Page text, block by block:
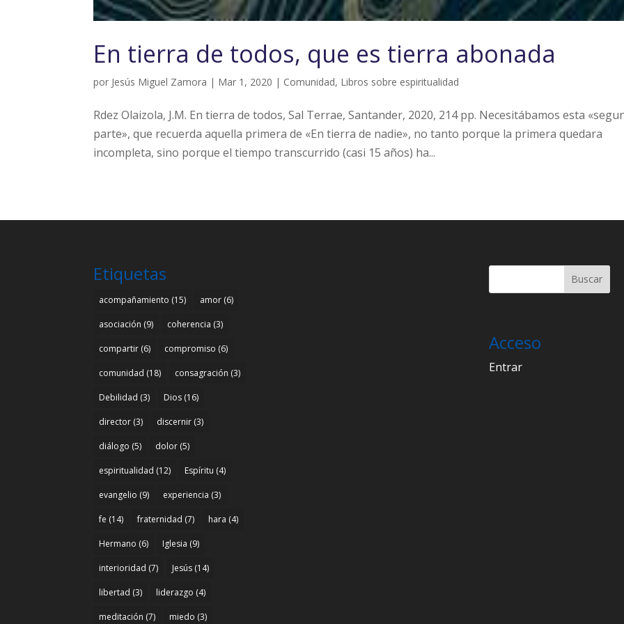
En tierra de todos, que es tierra abonada
por Jesús Miguel Zamora | Mar 1, 2020 | Comunidad, Libros sobre espiritualidad
Rdez Olaizola, J.M. En tierra de todos, Sal Terrae, Santander, 2020, 214 pp. Necesitábamos esta
parte», que recuerda aquella primera de «En tierra de nadie», no tanto porque la primera quedara
incompleta, sino porque el tiempo transcurrido (casi 15 años) ha...
Etiquetas
acompañamiento (15) amor (6)
asociación (9) coherencia (3)
compartir (6) compromiso (6)
comunidad (18) consagración (3)
Debilidad (3) Dios (16)
director (3) discernir (3)
diálogo (5) dolor (5)
espiritualidad (12) Espíritu (4)
evangelio (9) experiencia (3)
fe (14) fraternidad (7) hara (4)
Hermano (6) Iglesia (9)
interioridad (7) Jesús (14)
libertad (3) liderazgo (4)
meditación (7) miedo (3)
Acceso
Entrar